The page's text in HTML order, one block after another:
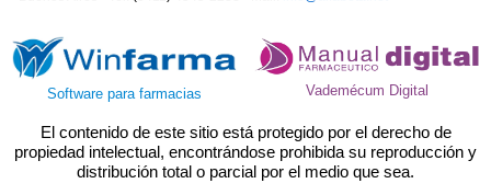
Software para farmacias Vademécum Digital
El contenido de este sitio está protegido por el derecho de
propiedad intelectual, encontrándose prohibida su reproducción y
distribución total o parcial por el medio que sea.